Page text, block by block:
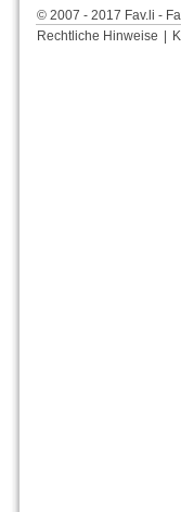
© 2007 - 2017 Fav.li -
Rechtliche Hinweise